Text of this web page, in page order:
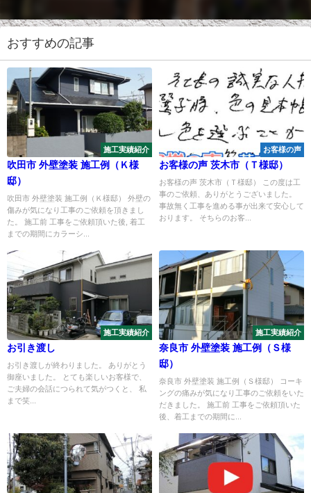
おすすめの記事
施工実績紹介
吹田市 外壁塗装 施工例（Ｋ様
邸）
吹田市 外壁塗装 施工例（Ｋ様邸） 外壁の
傷みが気になり工事のご依頼を頂きまし
た。 施工前 工事をご依頼頂いた後, 着工
までの期間にカラーシ...
お客様の声
お客様の声 茨木市（Ｔ様邸）
お客様の声 茨木市（Ｔ様邸） この度は工
事のご依頼、ありがとうございました。
事故無く工事を進める事が出来て安心して
おります。 そちらのお客...
施工実績紹介
お引き渡し
お引き渡しが終わりました。 ありがとう
御座いました。 とても楽しいお客様で、
ご夫婦の会話につられて気がつくと、 私
まで笑...
施工実績紹介
奈良市 外壁塗装 施工例（Ｓ様
邸）
奈良市 外壁塗装 施工例（Ｓ様邸） コーキ
ングの痛みが気になり工事のご依頼をいた
だきました。 施工前 工事をご依頼頂いた
後、着工までの期間に...